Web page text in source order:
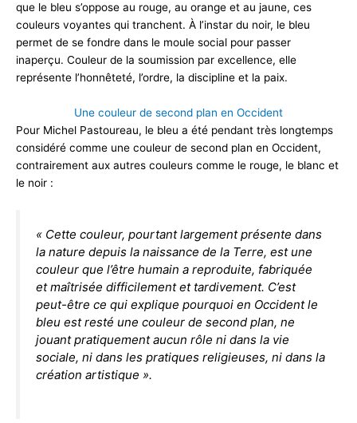
que le bleu s’oppose au rouge, au orange et au jaune, ces
couleurs voyantes qui tranchent. À l’instar du noir, le bleu
permet de se fondre dans le moule social pour passer
inaperçu. Couleur de la soumission par excellence, elle
représente l’honnêteté, l’ordre, la discipline et la paix.
Une couleur de second plan en Occident
Pour Michel Pastoureau, le bleu a été pendant très longtemps
considéré comme une couleur de second plan en Occident,
contrairement aux autres couleurs comme le rouge, le blanc et
le noir :
« Cette couleur, pourtant largement présente dans
la nature depuis la naissance de la Terre, est une
couleur que l’être humain a reproduite, fabriquée
et maîtrisée difficilement et tardivement. C’est
peut-être ce qui explique pourquoi en Occident le
bleu est resté une couleur de second plan, ne
jouant pratiquement aucun rôle ni dans la vie
sociale, ni dans les pratiques religieuses, ni dans la
création artistique ».